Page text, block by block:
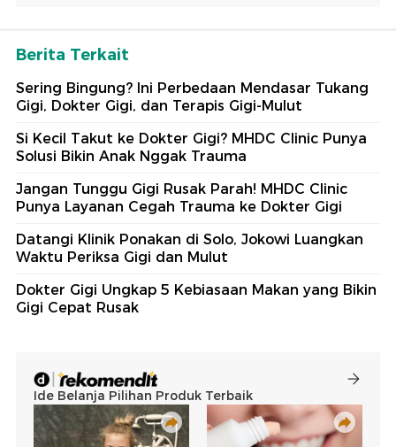
Berita Terkait
Sering Bingung? Ini Perbedaan Mendasar Tukang
Gigi, Dokter Gigi, dan Terapis Gigi-Mulut
Si Kecil Takut ke Dokter Gigi? MHDC Clinic Punya
Solusi Bikin Anak Nggak Trauma
Jangan Tunggu Gigi Rusak Parah! MHDC Clinic
Punya Layanan Cegah Trauma ke Dokter Gigi
Datangi Klinik Ponakan di Solo, Jokowi Luangkan
Waktu Periksa Gigi dan Mulut
Dokter Gigi Ungkap 5 Kebiasaan Makan yang Bikin
Gigi Cepat Rusak